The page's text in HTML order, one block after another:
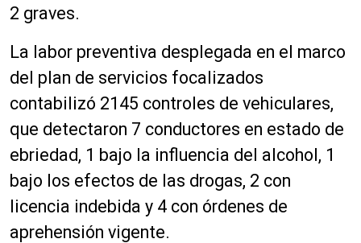
2 graves.
La labor preventiva desplegada en el marco
del plan de servicios focalizados
contabilizó 2145 controles de vehiculares,
que detectaron 7 conductores en estado de
ebriedad, 1 bajo la influencia del alcohol, 1
bajo los efectos de las drogas, 2 con
licencia indebida y 4 con órdenes de
aprehensión vigente.